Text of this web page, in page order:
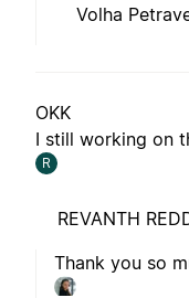
Volha
OKK
I still working on
R
REVANTH
Thank you so